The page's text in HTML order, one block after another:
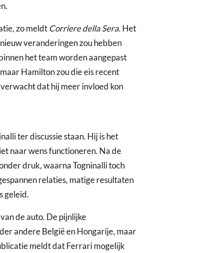
zo meldt Corriere della Sera. Het
veranderingen zou hebben
het team worden aangepast
Hamilton zou die eis recent
dat hij meer invloed kon
ter discussie staan. Hij is het
naar wens functioneren. Na de
druk, waarna Togninalli toch
relaties, matige resultaten
geleid.
de auto. De pijnlijke
andere België en Hongarije, maar
meldt dat Ferrari mogelijk